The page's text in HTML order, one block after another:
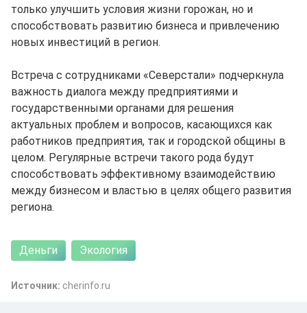
только улучшить условия жизни горожан, но и
способствовать развитию бизнеса и привлечению
новых инвестиций в регион.
Встреча с сотрудниками «Северстали» подчеркнула
важность диалога между предприятиями и
государственными органами для решения
актуальных проблем и вопросов, касающихся как
работников предприятия, так и городской общины в
целом. Регулярные встречи такого рода будут
способствовать эффективному взаимодействию
между бизнесом и властью в целях общего развития
региона.
Деньги Экология
Источник: сhеrinfо.ru